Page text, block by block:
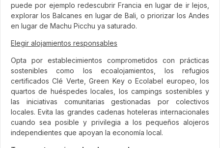
puede por ejemplo redescubrir Francia en lugar de ir lejos,
explorar los Balcanes en lugar de Bali, o priorizar los Andes
en lugar de Machu Picchu ya saturado.
Elegir alojamientos responsables
Opta por establecimientos comprometidos con prácticas
sostenibles como los ecoalojamientos, los refugios
certificados Clé Verte, Green Key o Ecolabel europeo, los
quartos de huéspedes locales, los campings sostenibles y
las iniciativas comunitarias gestionadas por colectivos
locales. Evita las grandes cadenas hoteleras internacionales
cuando sea posible y privilegia a los pequeños alojeros
independientes que apoyan la economía local.